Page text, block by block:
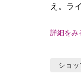
え。ラ
詳細をみ
ショッ